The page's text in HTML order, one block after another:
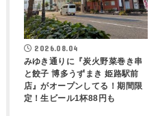
2026.08.04
みゆき通りに『炭火野菜巻き串
と餃子 博多うずまき 姫路駅前
店』がオープンしてる！期間限
定！生ビール1杯88円も